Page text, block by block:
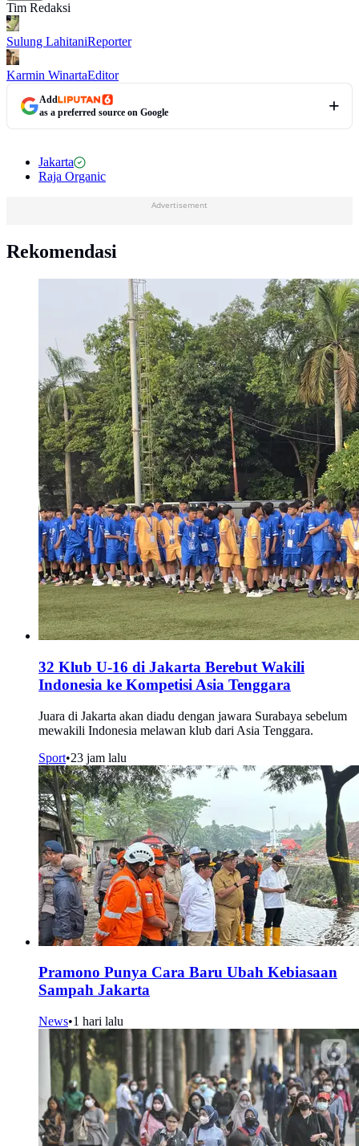
Tim Redaksi
Sulung LahitaniReporter
Karmin WinartaEditor
Add
as a preferred source on Google
Jakarta
Raja Organic
Advertisement
Rekomendasi
32 Klub U-16 di Jakarta Berebut Wakili
Indonesia ke Kompetisi Asia Tenggara
Juara di Jakarta akan diadu dengan jawara Surabaya sebelum
mewakili Indonesia melawan klub dari Asia Tenggara.
Sport•23 jam lalu
Pramono Punya Cara Baru Ubah Kebiasaan
Sampah Jakarta
News•1 hari lalu